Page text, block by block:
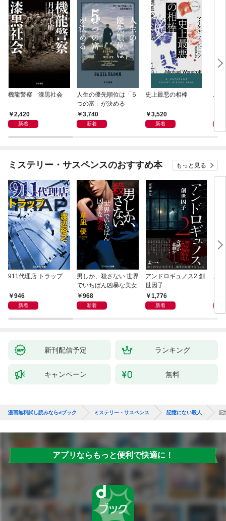
機龍警察 漆黒社会
2,420
新着
人生の優先順位は「５
つの富」が決める
3,740
新着
史上最悪の相棒
3,520
新着
鳥
ミステリー・サスペンスのおすすめ本 もっと見る
911代理店 トラップ
946
新着
男しか、殺さない 世界
でいちばん凶暴な美女
968
新着
アンドロギュノス2 創
世因子
1,776
新着
姐
新刊配信予定 ランキング
キャンペーン 無料
漫画無料試し読みならdブック ミステリー・サスペンス 記憶にない殺人 記
アプリならもっと便利で快適に！